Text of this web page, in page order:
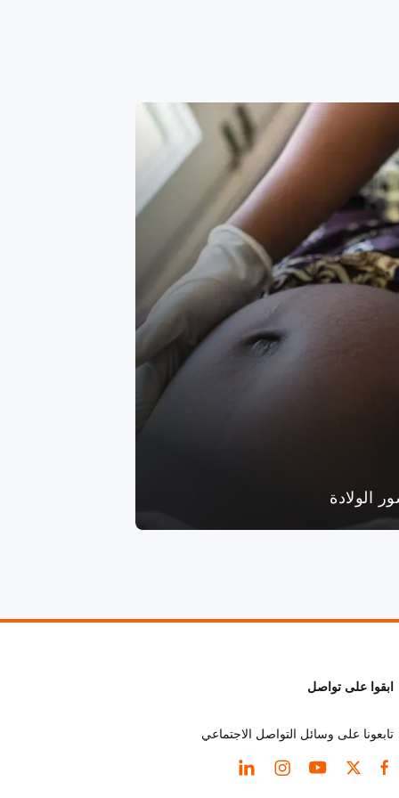
الولادة
ابقوا على تواصل
تابعونا على وسائل التواصل الاجتماعي